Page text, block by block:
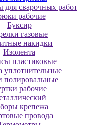
для сварочных работ
рабочие
Буксир
газовые
накидки
Изолента
пластиковые
уплотнительные
полировальные
рабочие
крепежа
провода